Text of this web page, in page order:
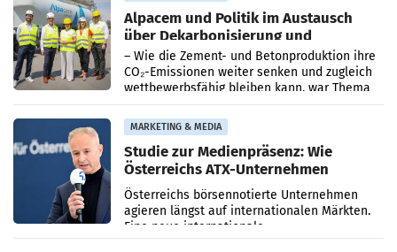
Alpacem und Politik im Austausch
über Dekarbonisierung und
Energiepreise
– Wie die Zement- und Betonproduktion ihre
CO₂-Emissionen weiter senken und zugleich
wettbewerbsfähig bleiben kann, war Thema
eines Treffens zwischen Staatssekretärin
Elisabeth
MARKETING & MEDIA
Studie zur Medienpräsenz: Wie
Österreichs ATX-Unternehmen
international wahrgenommen
werden
Österreichs börsennotierte Unternehmen
agieren längst auf internationalen Märkten.
Eine neue internationale
Medienresonanzanalyse untersucht die